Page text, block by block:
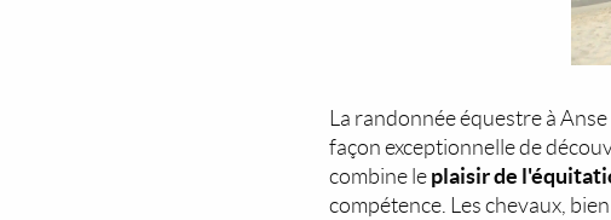
La randonnée équestre à
façon exceptionnelle de
combine le plaisir de
compétence. Les chevaux,